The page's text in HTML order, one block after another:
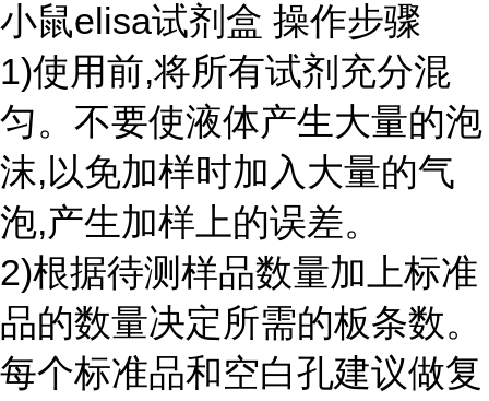
小鼠elisa试剂盒 操作步骤
1)使用前,将所有试剂充分混
匀。不要使液体产生大量的泡
沫,以免加样时加入大量的气
泡,产生加样上的误差。
2)根据待测样品数量加上标准
品的数量决定所需的板条数。
每个标准品和空白孔建议做复